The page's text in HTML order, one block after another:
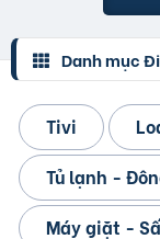
Danh mục
Tivi
Tủ lạnh -
Máy giặt -